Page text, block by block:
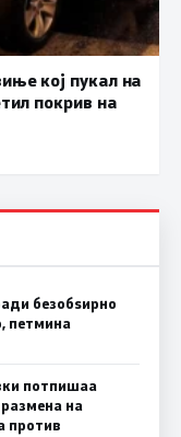
кој пукал на
покрив на
безобѕирно
петмина
потпишаа
на
против